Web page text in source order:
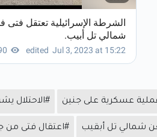
عسكرية على جنين #الاحتلال
شمالي تل أبقيب #اعتقال فتى من